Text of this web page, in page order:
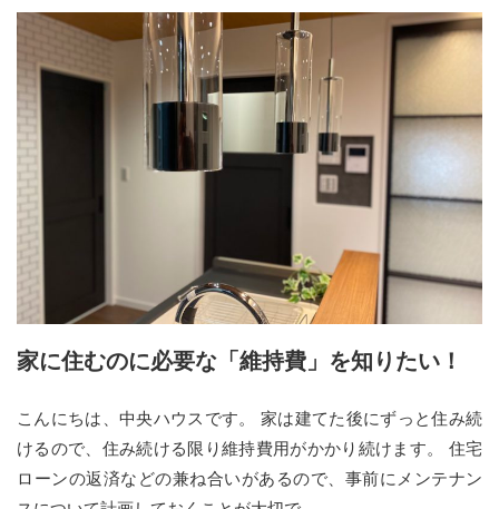
家に住むのに必要な「維持費」を知りたい！
こんにちは、中央ハウスです。 家は建てた後にずっと住み続
けるので、住み続ける限り維持費用がかかり続けます。 住宅
ローンの返済などの兼ね合いがあるので、事前にメンテナン